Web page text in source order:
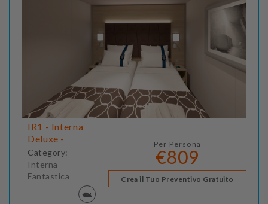
IR1 - Interna
Deluxe -
Category:
Interna
Fantastica
Per Persona
€809
Crea il Tuo Preventivo Gratuito